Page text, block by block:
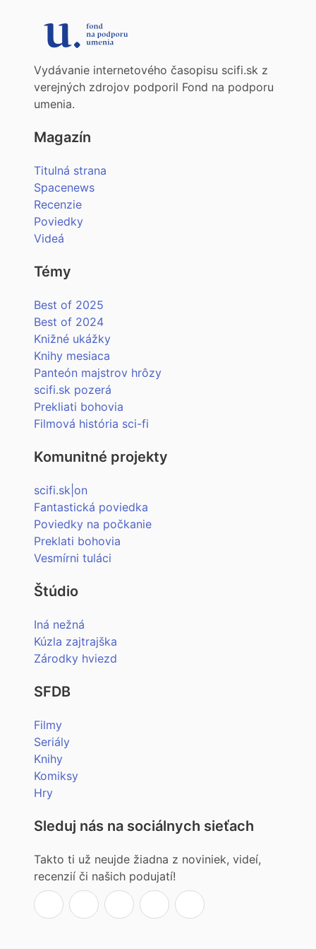
Vydávanie internetového časopisu scifi.sk z
verejných zdrojov podporil Fond na podporu
umenia.
Magazín
Titulná strana
Spacenews
Recenzie
Poviedky
Videá
Témy
Best of 2025
Best of 2024
Knižné ukážky
Knihy mesiaca
Panteón majstrov hrôzy
scifi.sk pozerá
Prekliati bohovia
Filmová história sci-fi
Komunitné projekty
scifi.sk|on
Fantastická poviedka
Poviedky na počkanie
Preklati bohovia
Vesmírni tuláci
Štúdio
Iná nežná
Kúzla zajtrajška
Zárodky hviezd
SFDB
Filmy
Seriály
Knihy
Komiksy
Hry
Sleduj nás na sociálnych sieťach
Takto ti už neujde žiadna z noviniek, videí,
recenzií či našich podujatí!